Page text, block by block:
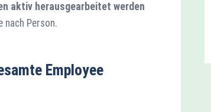
aktiv herausgearbeitet werden
nach Person.
Employee